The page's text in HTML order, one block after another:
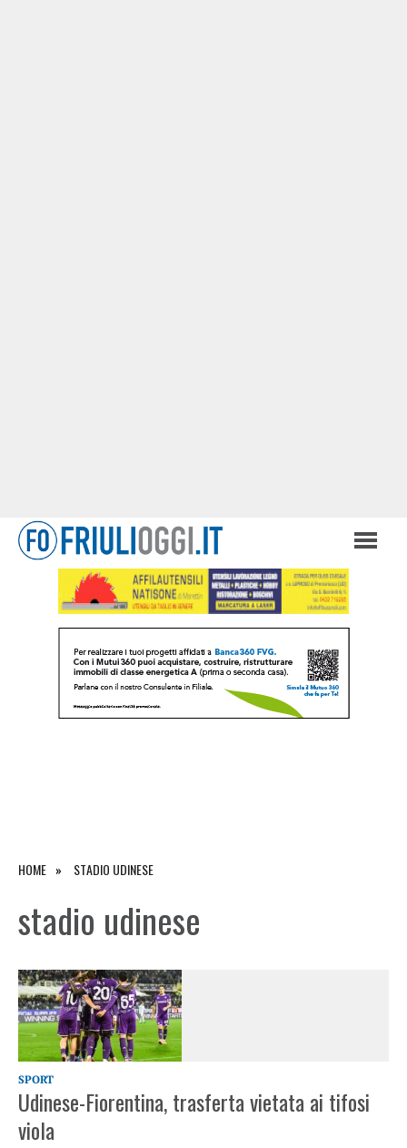
HOME STADIO UDINESE
stadio udinese
SPORT
Udinese-Fiorentina, trasferta vietata ai tifosi
viola